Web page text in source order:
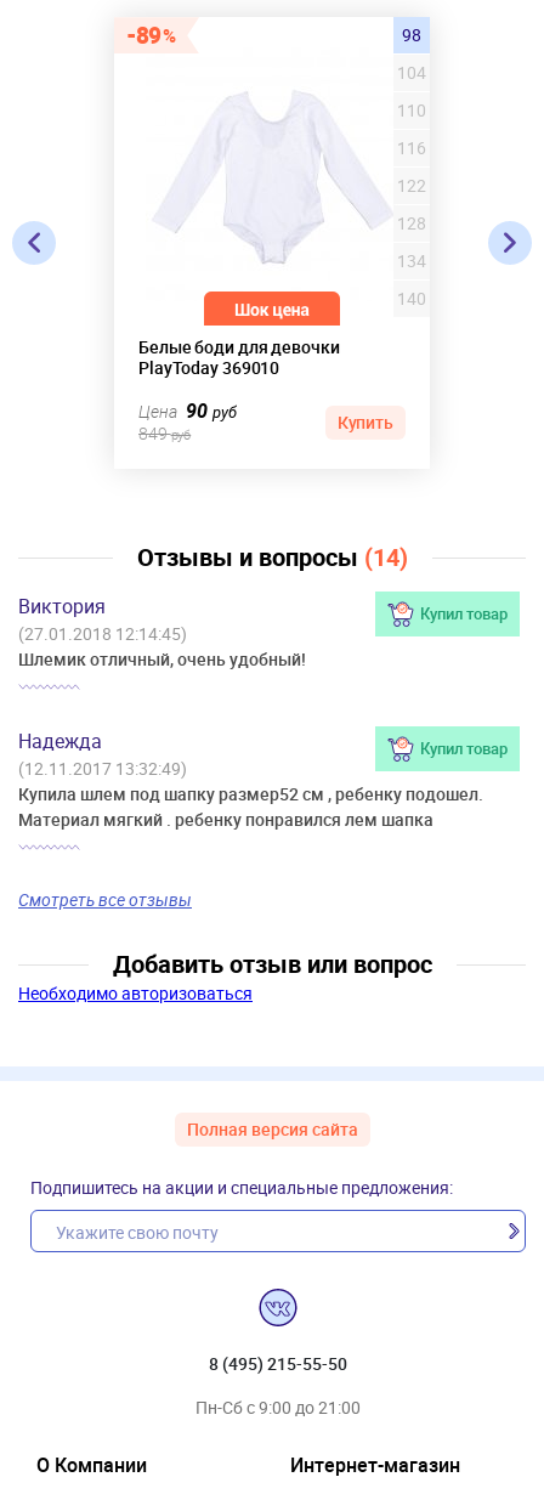
89
Белые боди для девочки
PlayToday 369010
98
104
110
116
122
128
134
140
Цена 90руб
849руб
Купить
Отзывы и вопросы (14)
Виктория Купил товар
(27.01.2018 12:14:45)
Шлемик отличный, очень удобный!
Надежда Купил товар
(12.11.2017 13:32:49)
Купила шлем под шапку размер52 см , ребенку подошел.
Материал мягкий . ребенку понравился лем шапка
Смотреть все отзывы
Добавить отзыв или вопрос
Необходимо авторизоваться
Полная версия сайта
Подпишитесь на акции и специальные предложения:
8 (495) 215-55-50
Пн-Сб с 9:00 до 21:00
О Компании Интернет-магазин